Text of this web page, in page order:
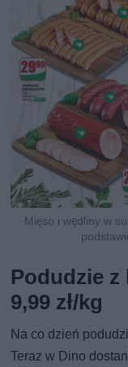
Mięso i wędliny w
Podudzie z
9,99 zł/kg
Na co dzień
Teraz w Dino